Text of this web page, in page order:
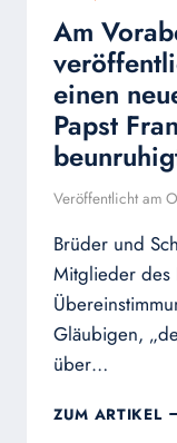
Am
einen
Papst
Veröffentlicht am
Brüder und
Mitglieder des
Gläubigen,
über…
ZUM ARTIKEL